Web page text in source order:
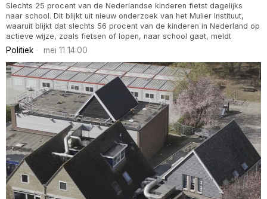
Slechts 25 procent van de Nederlandse kinderen fietst dagelijks
naar school. Dit blijkt uit nieuw onderzoek van het Mulier Instituut,
waaruit blijkt dat slechts 56 procent van de kinderen in Nederland op
actieve wijze, zoals fietsen of lopen, naar school gaat, meldt
Politiek mei 11 14:00